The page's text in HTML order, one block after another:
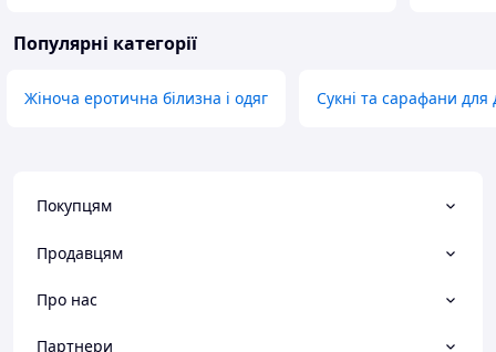
Популярні категорії
Жіноча еротична білизна і одяг Сукні та сарафани для
Покупцям
Продавцям
Про нас
Партнери